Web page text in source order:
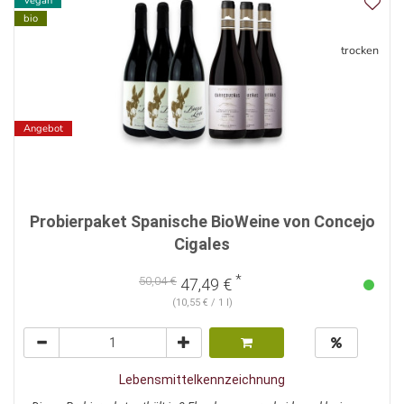
bio
Angebot
trocken
Probierpaket Spanische BioWeine von Concejo
Cigales
50,04 € 47,49 € *
(10,55 € / 1 l)
Lebensmittelkennzeichnung